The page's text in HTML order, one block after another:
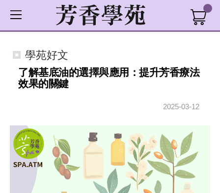
學苑好文
了解基底油的選擇與應用：提升芳香療法
效果的關鍵
2025-03-12